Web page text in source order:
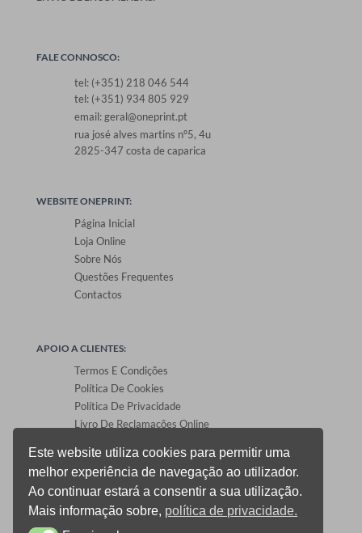
FALE CONNOSCO:
tel: (+351) 218 046 544
tel: (+351) 934 805 929
email: geral@oneprint.pt
rua josé alves martins nº5, 4u
2825-347 costa de caparica
WEBSITE ONEPRINT:
Página Inicial
Loja Online
Sobre Nós
Questões Frequentes
Contactos
APOIO A CLIENTES:
Termos E Condições
Política De Cookies
Política De Privacidade
Livro De Reclamações Online
ÁREA DE CLIENTES:
Registo E Login
Carrinho De Compras
Este website utiliza cookies para permitir uma
melhor experiência de navegação ao utilizador.
Ao continuar estará a consentir a sua utilização.
Mais informação sobre, política de privacidade.